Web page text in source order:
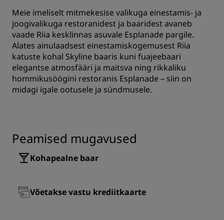
Meie imeliselt mitmekesise valikuga einestamis- ja
joogivalikuga restoranidest ja baaridest avaneb
vaade Riia kesklinnas asuvale Esplanade pargile.
Alates ainulaadsest einestamiskogemusest Riia
katuste kohal Skyline baaris kuni fuajeebaari
elegantse atmosfääri ja maitsva ning rikkaliku
hommikusöögini restoranis Esplanade – siin on
midagi igale ootusele ja sündmusele.
Peamised mugavused
Kohapealne baar
Võetakse vastu krediitkaarte